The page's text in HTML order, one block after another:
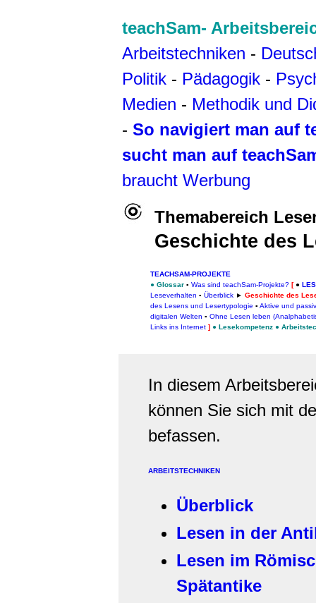
teachSam-
Arbeitstechniken -
Politik - Pädagogik -
Medien - Methodik und
- So navigiert man auf
sucht man auf
braucht Werbung
Themabereich
Geschichte des
TEACHSAM-PROJEKTE
● Glossar ▪ Was sind teachSam-Projekte? [ ●
Leseverhalten ▪ Überblick ► Geschichte des
des Lesens und Lesertypologie ▪ Aktive und
digitalen Welten ▪ Ohne Lesen leben
Links ins Internet ] ● Lesekompetenz ●
In diesem
können Sie sich mit
befassen.
ARBEITSTECHNIKEN
Überblick
Lesen in der
Lesen im
Spätantike